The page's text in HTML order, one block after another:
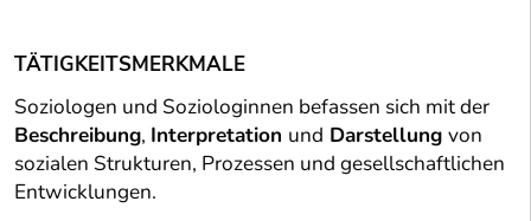
TÄTIGKEITSMERKMALE
Soziologen und Soziologinnen befassen sich mit der
Beschreibung, Interpretation und Darstellung von
sozialen Strukturen, Prozessen und gesellschaftlichen
Entwicklungen.